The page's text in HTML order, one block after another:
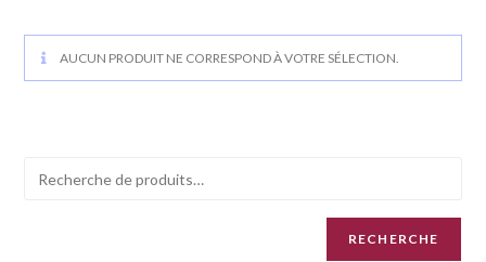
AUCUN PRODUIT NE CORRESPOND À VOTRE SÉLECTION.
RECHERCHE